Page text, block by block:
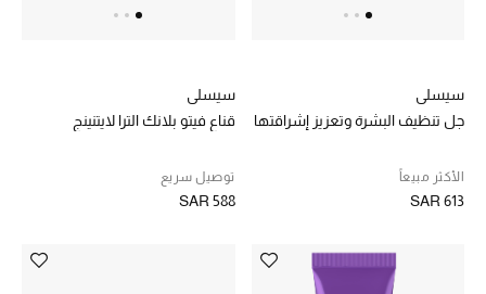
ما وصلنا حديثاً
حصريًا عبر الإنترنت
دليل مستلزمات الرجال
سيسلي
جل تنظيف البشرة وتعزيز إشراقتها
الأكثر مبيعاً
SAR 613
سيسلي
قناع فيتو بلانك الترا لايتنينج
توصيل سريع
SAR 588